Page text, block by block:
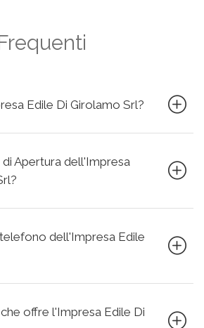
Edile Di Girolamo Srl?
Apertura dell'Impresa
dell'Impresa Edile
offre l'Impresa Edile Di